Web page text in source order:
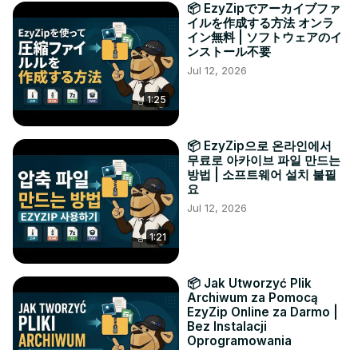
1:25
📦 EzyZipでアーカイブファ
イルを作成する方法 オンラ
イン無料 | ソフトウェアのイ
ンストール不要
Jul 12, 2026
1:21
📦 EzyZip으로 온라인에서
무료로 아카이브 파일 만드는
방법 | 소프트웨어 설치 불필
요
Jul 12, 2026
📦 Jak Utworzyć Plik
Archiwum za Pomocą
EzyZip Online za Darmo |
Bez Instalacji
Oprogramowania